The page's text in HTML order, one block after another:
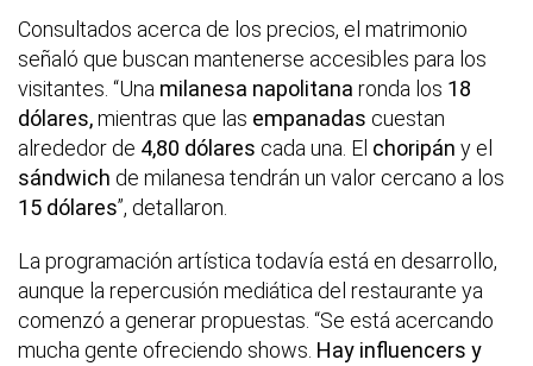
Consultados acerca de los precios, el matrimonio
señaló que buscan mantenerse accesibles para los
visitantes. “Una milanesa napolitana ronda los 18
dólares,mientras que las empanadas cuestan
alrededor de 4,80 dólares cada una. El choripán y el
sándwich de milanesa tendrán un valor cercano a los
15 dólares”, detallaron.
La programación artística todavía está en desarrollo,
aunque la repercusión mediática del restaurante ya
comenzó a generar propuestas. “Se está acercando
mucha gente ofreciendo shows. Hay influencers y